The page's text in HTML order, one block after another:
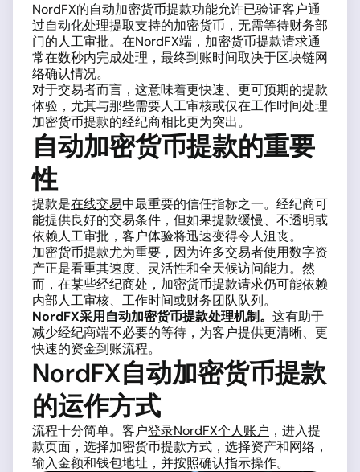
NordFX的自动加密货币提款功能允许已验证客户通
过自动化处理提取支持的加密货币，无需等待财务部
门的人工审批。在NordFX端，加密货币提款请求通
常在数秒内完成处理，最终到账时间取决于区块链网
络确认情况。
对于交易者而言，这意味着更快速、更可预期的提款
体验，尤其与那些需要人工审核或仅在工作时间处理
加密货币提款的经纪商相比更为突出。
自动加密货币提款的重要
性
提款是在线交易中最重要的信任指标之一。经纪商可
能提供良好的交易条件，但如果提款缓慢、不透明或
依赖人工审批，客户体验将迅速变得令人沮丧。
加密货币提款尤为重要，因为许多交易者使用数字资
产正是看重其速度、灵活性和全天候访问能力。然
而，在某些经纪商处，加密货币提款请求仍可能依赖
内部人工审核、工作时间或财务团队队列。
NordFX采用自动加密货币提款处理机制。 这有助于
减少经纪商端不必要的等待，为客户提供更清晰、更
快速的资金到账流程。
NordFX自动加密货币提款
的运作方式
流程十分简单。客户登录NordFX个人账户 ，进入提
款页面，选择加密货币提款方式，选择资产和网络，
输入金额和钱包地址，并按照确认指示操作。